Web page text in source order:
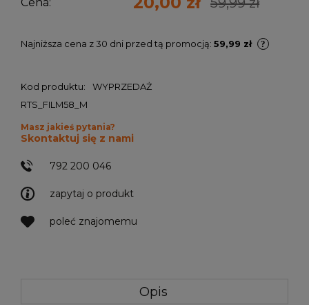
Najniższa cena z 30 dni przed tą promocją: 59,99 zł
Kod produktu:
WYPRZEDAŻ
RTS_FILM58_M
zapytaj o produkt
poleć znajomemu
Masz jakieś pytania?
Skontaktuj się z nami
792 200 046
Opis